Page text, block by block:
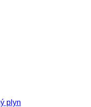
plyn